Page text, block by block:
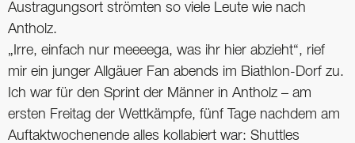
Austragungsort strömten so viele Leute wie nach
Antholz.
„Irre, einfach nur meeeega, was ihr hier abzieht“, rief
mir ein junger Allgäuer Fan abends im Biathlon-Dorf zu.
Ich war für den Sprint der Männer in Antholz – am
ersten Freitag der Wettkämpfe, fünf Tage nachdem am
Auftaktwochenende alles kollabiert war: Shuttles